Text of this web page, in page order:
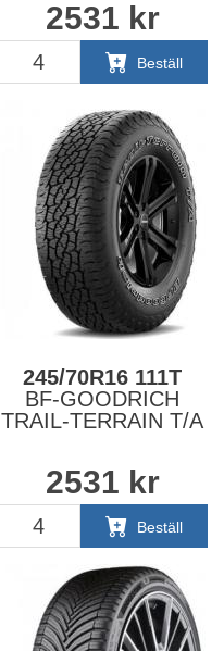
2531 kr
Beställ
245/70R16 111T
BF-GOODRICH
TRAIL-TERRAIN T/A
2531 kr
Beställ